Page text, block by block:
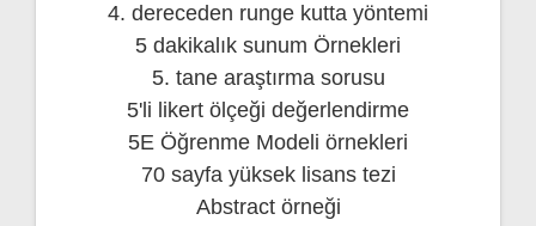
4. dereceden runge kutta yöntemi
5 dakikalık sunum Örnekleri
5. tane araştırma sorusu
5'li likert ölçeği değerlendirme
5E Öğrenme Modeli örnekleri
70 sayfa yüksek lisans tezi
Abstract örneği